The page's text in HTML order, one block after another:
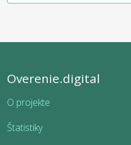
Overenie.digital
O projekte
Štatistiky